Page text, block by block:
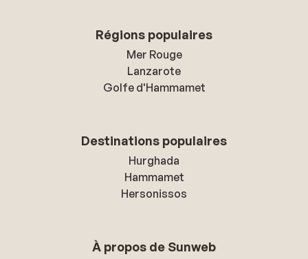
Régions populaires
Mer Rouge
Lanzarote
Golfe d'Hammamet
Destinations populaires
Hurghada
Hammamet
Hersonissos
À propos de Sunweb